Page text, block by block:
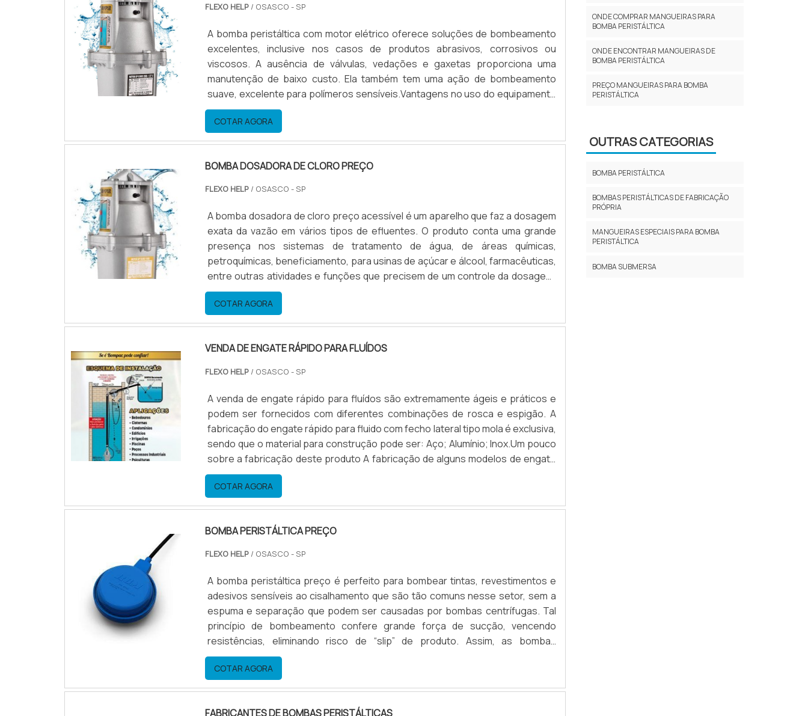
FLEXO HELP / OSASCO - SP
A bomba peristáltica com motor elétrico oferece soluções de bombeamento
excelentes, inclusive nos casos de produtos abrasivos, corrosivos ou
viscosos. A ausência de válvulas, vedações e gaxetas proporciona uma
manutenção de baixo custo. Ela também tem uma ação de bombeamento
suave, excelente para polímeros sensíveis.Vantagens no uso do equipamento
Baixo custo benefício; Possui ação de bombeamento suave; Sucção eficiente;
Entre outros. Entenda mais sobre a bomba peristáltica com motor elétricoA b.
COTAR AGORA
BOMBA DOSADORA DE CLORO PREÇO
FLEXO HELP / OSASCO - SP
A bomba dosadora de cloro preço acessível é um aparelho que faz a dosagem
exata da vazão em vários tipos de efluentes. O produto conta uma grande
presença nos sistemas de tratamento de água, de áreas químicas,
petroquímicas, beneficiamento, para usinas de açúcar e álcool, farmacêuticas,
entre outras atividades e funções que precisem de um controle da dosagem.
Além disso, o produto é confeccionado em materiais termoplásticos, com o
objetivo de economizar água e efluentes.Dosadoras de cloro automá.
COTAR AGORA
VENDA DE ENGATE RÁPIDO PARA FLUÍDOS
FLEXO HELP / OSASCO - SP
A venda de engate rápido para fluídos são extremamente ágeis e práticos e
podem ser fornecidos com diferentes combinações de rosca e espigão. A
fabricação do engate rápido para fluido com fecho lateral tipo mola é exclusiva,
sendo que o material para construção pode ser: Aço; Alumínio; Inox.Um pouco
sobre a fabricação deste produto A fabricação de alguns modelos de engate
rápido para maquina flexografica é feito sob medida, de acordo com a
mangueira a ser utilizada e dimensão da rosca, a qual t.
COTAR AGORA
BOMBA PERISTÁLTICA PREÇO
FLEXO HELP / OSASCO - SP
A bomba peristáltica preço é perfeito para bombear tintas, revestimentos e
adesivos sensíveis ao cisalhamento que são tão comuns nesse setor, sem a
espuma e separação que podem ser causadas por bombas centrífugas. Tal
princípio de bombeamento confere grande força de sucção, vencendo
resistências, eliminando risco de “slip” de produto. Assim, as bombas
peristálticas apresentam funcionamento superior e vantagens como:
Flexibilidade; Fácil acesso; Troca de formatos rápidos; Excelentes r.
COTAR AGORA
FABRICANTES DE BOMBAS PERISTÁLTICAS
ONDE COMPRAR MANGUEIRAS PARA
BOMBA PERISTÁLTICA
ONDE ENCONTRAR MANGUEIRAS DE
BOMBA PERISTÁLTICA
PREÇO MANGUEIRAS PARA BOMBA
PERISTÁLTICA
OUTRAS CATEGORIAS
BOMBA PERISTÁLTICA
BOMBAS PERISTÁLTICAS DE FABRICAÇÃO
PRÓPRIA
MANGUEIRAS ESPECIAIS PARA BOMBA
PERISTÁLTICA
BOMBA SUBMERSA